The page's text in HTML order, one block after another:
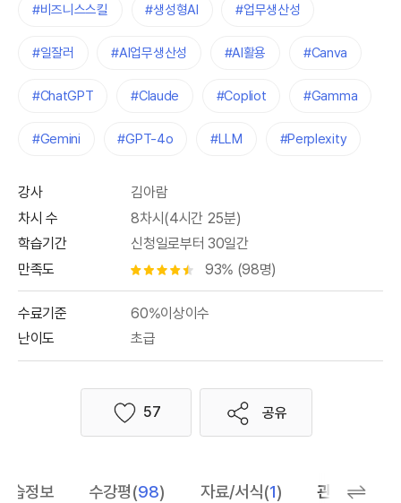
#비즈니스스킬 #생성형AI #업무생산성
#일잘러 #AI업무생산성 #AI활용 #Canva
#ChatGPT #Claude #Copliot #Gamma
#Gemini #GPT-4o #LLM #Perplexity
강사
김아람
차시 수
8차시(4시간 25분)
학습기간
신청일로부터 30일간
만족도
별점 4.5개 93% (98명)
수료기준
60%이상이수
난이도
초급
좋아요
57 공유
습정보 수강평(98) 자료/서식(1) 관련 추천 학